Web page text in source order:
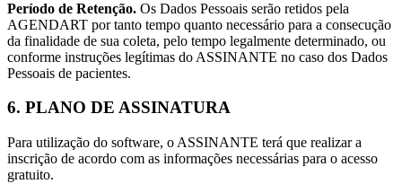
Período de Retenção. Os Dados Pessoais serão retidos pela
AGENDART por tanto tempo quanto necessário para a consecução
da finalidade de sua coleta, pelo tempo legalmente determinado, ou
conforme instruções legítimas do ASSINANTE no caso dos Dados
Pessoais de pacientes.
6. PLANO DE ASSINATURA
Para utilização do software, o ASSINANTE terá que realizar a
inscrição de acordo com as informações necessárias para o acesso
gratuito.